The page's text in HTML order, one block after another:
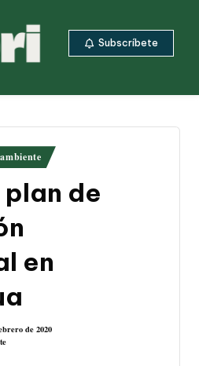
Subscríbete
plan de
en
de 2020